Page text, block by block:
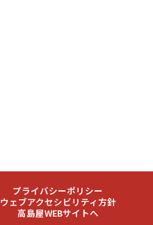
プライバシーポリシー
ウェブアクセシビリティ方針
高島屋WEBサイトへ